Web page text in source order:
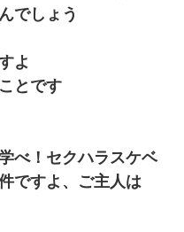
でしょう
よ
とです
べ！セクハラスケベ
ですよ、ご主人は